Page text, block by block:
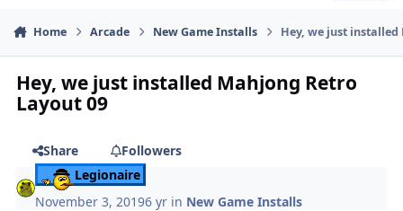
Home Arcade New Game Installs Hey, we just
Hey, we just installed Mahjong Retro
Layout 09
Share
Followers
Legionaire
November 3, 20196 yr in New Game Installs